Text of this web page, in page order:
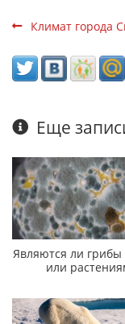
Климат города
Еще
Являются ли
или